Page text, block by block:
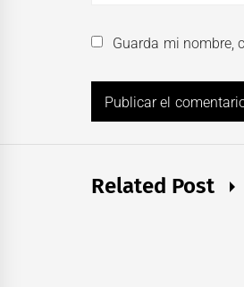
Guarda mi nombre,
Related Post